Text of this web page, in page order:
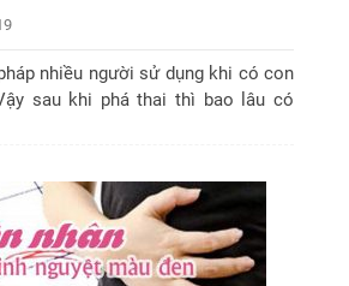
nhiều người sử dụng khi có con
sau khi phá thai thì bao lâu có